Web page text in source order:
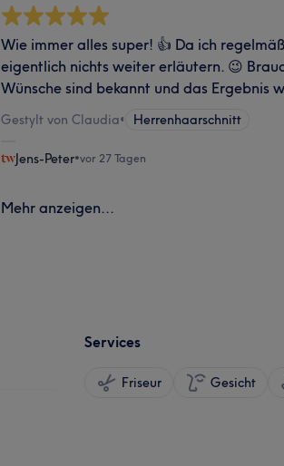
Wie immer alles super! 👍 Da ich
eigentlich nichts weiter erläutern. 😉
Wünsche sind bekannt und das Ergebnis
Gestylt von Claudia• Herrenhaarschnitt
Jens-Peter•vor 27 Tagen
Mehr anzeigen...
Services
Friseur Gesicht